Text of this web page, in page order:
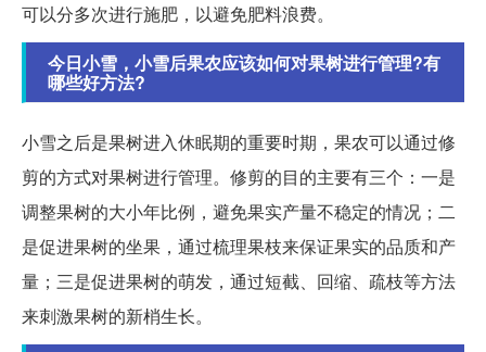
可以分多次进行施肥，以避免肥料浪费。
今日小雪，小雪后果农应该如何对果树进行管理?有
哪些好方法?
小雪之后是果树进入休眠期的重要时期，果农可以通过修
剪的方式对果树进行管理。修剪的目的主要有三个：一是
调整果树的大小年比例，避免果实产量不稳定的情况；二
是促进果树的坐果，通过梳理果枝来保证果实的品质和产
量；三是促进果树的萌发，通过短截、回缩、疏枝等方法
来刺激果树的新梢生长。